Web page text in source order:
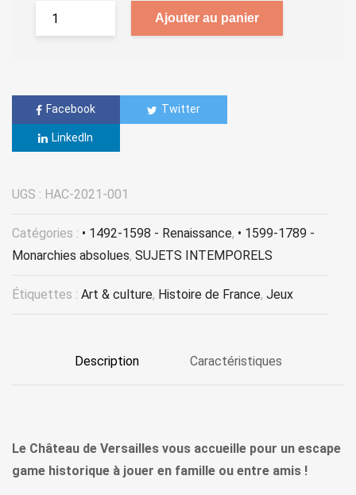
Ajouter au panier
Facebook Twitter
LinkedIn
UGS : HAC-2021-001
Catégories : • 1492-1598 - Renaissance, • 1599-1789 -
Monarchies absolues, SUJETS INTEMPORELS
Étiquettes : Art & culture, Histoire de France, Jeux
Description Caractéristiques
Le Château de Versailles vous accueille pour un escape
game historique à jouer en famille ou entre amis !